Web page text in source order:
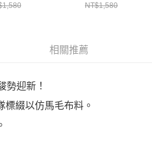
核桃
NT$1,580
相關推薦
勢迎新！
標綴以仿馬毛布料。